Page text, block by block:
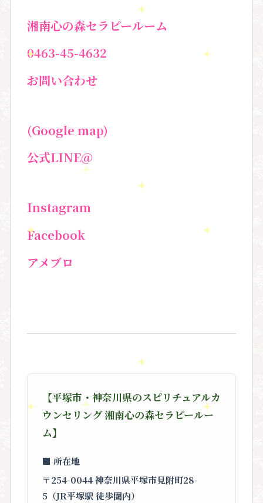
湘南心の森セラピールーム
0463-45-4632
お問い合わせ
(Google map)
公式LINE@
Instagram
Facebook
アメブロ
【平塚市・神奈川県のスピリチュアルカ
ウンセリング 湘南心の森セラピールー
ム】
■ 所在地
〒254-0044 神奈川県平塚市見附町28-
5（JR平塚駅 徒歩圏内）